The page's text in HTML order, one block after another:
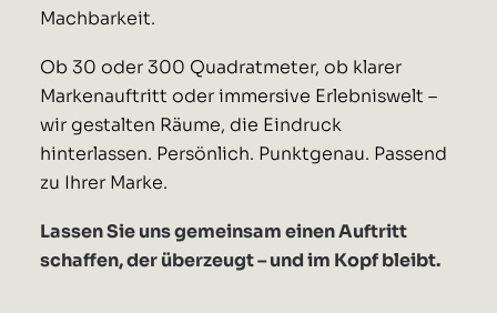
Machbarkeit.
Ob 30 oder 300 Quadratmeter, ob klarer
Markenauftritt oder immersive Erlebniswelt –
wir gestalten Räume, die Eindruck
hinterlassen. Persönlich. Punktgenau. Passend
zu Ihrer Marke.
Lassen Sie uns gemeinsam einen Auftritt
schaffen, der überzeugt – und im Kopf bleibt.